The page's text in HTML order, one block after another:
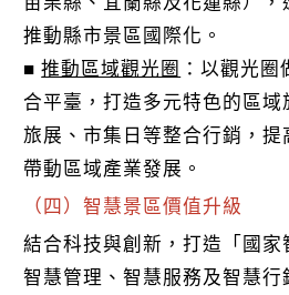
推動縣市景區國際化。
■推動區域觀光圈 ：以觀光
合平臺，打造多元特色的區域
旅展、市集日等整合行銷，提
帶動區域產業發展。
（四）智慧景區價值升級
結合科技與創新，打造「國家
智慧管理、智慧服務及智慧行